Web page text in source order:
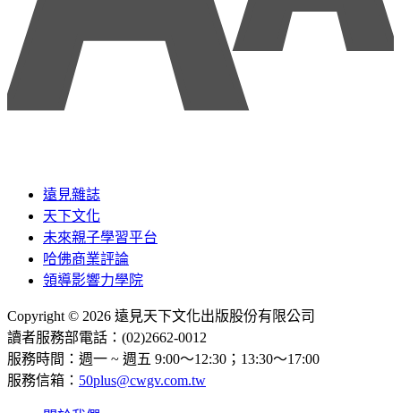
遠見雜誌
天下文化
未來親子學習平台
哈佛商業評論
領導影響力學院
Copyright © 2026 遠見天下文化出版股份有限公司
讀者服務部電話：(02)2662-0012
服務時間：週一 ~ 週五 9:00～12:30；13:30～17:00
服務信箱： 50plus@cwgv.com.tw